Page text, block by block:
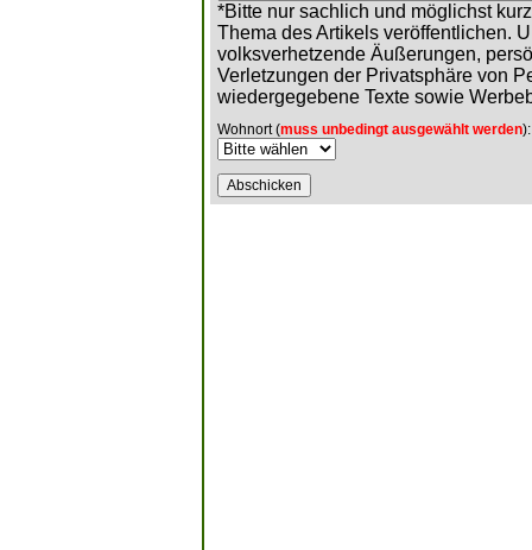
*Bitte nur sachlich und möglichst
Thema des Artikels veröffentlichen.
volksverhetzende Äußerungen,
Verletzungen der Privatsphäre von
wiedergegebene Texte sowie
Wohnort (muss unbedingt ausgewählt werden):